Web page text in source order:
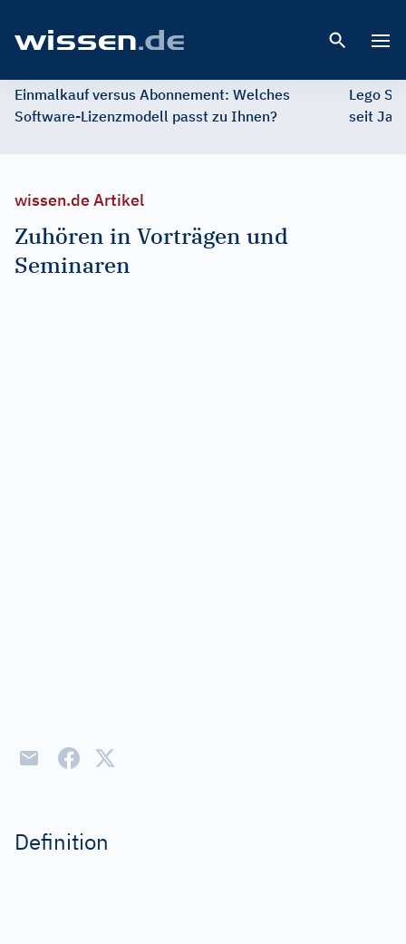
Einmalkauf versus Abonnement: Welches
Software-Lizenzmodell passt zu Ihnen?
Lego
seit
wissen.de Artikel
Zuhören in Vorträgen und
Seminaren
Definition